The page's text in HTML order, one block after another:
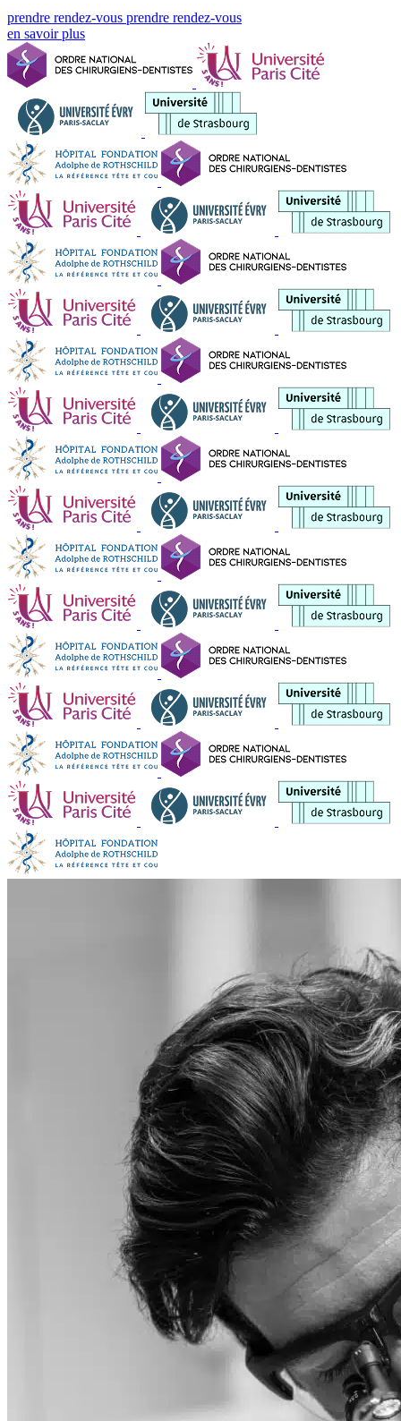
prendre rendez-vous prendre rendez-vous
en savoir plus